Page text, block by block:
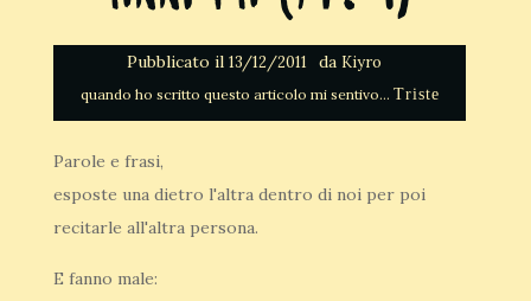
Pubblicato il 13/12/2011 da Kiyro
Triste
Parole e frasi,
esposte una dietro l'altra dentro di noi per poi
recitarle all'altra persona.
E fanno male: